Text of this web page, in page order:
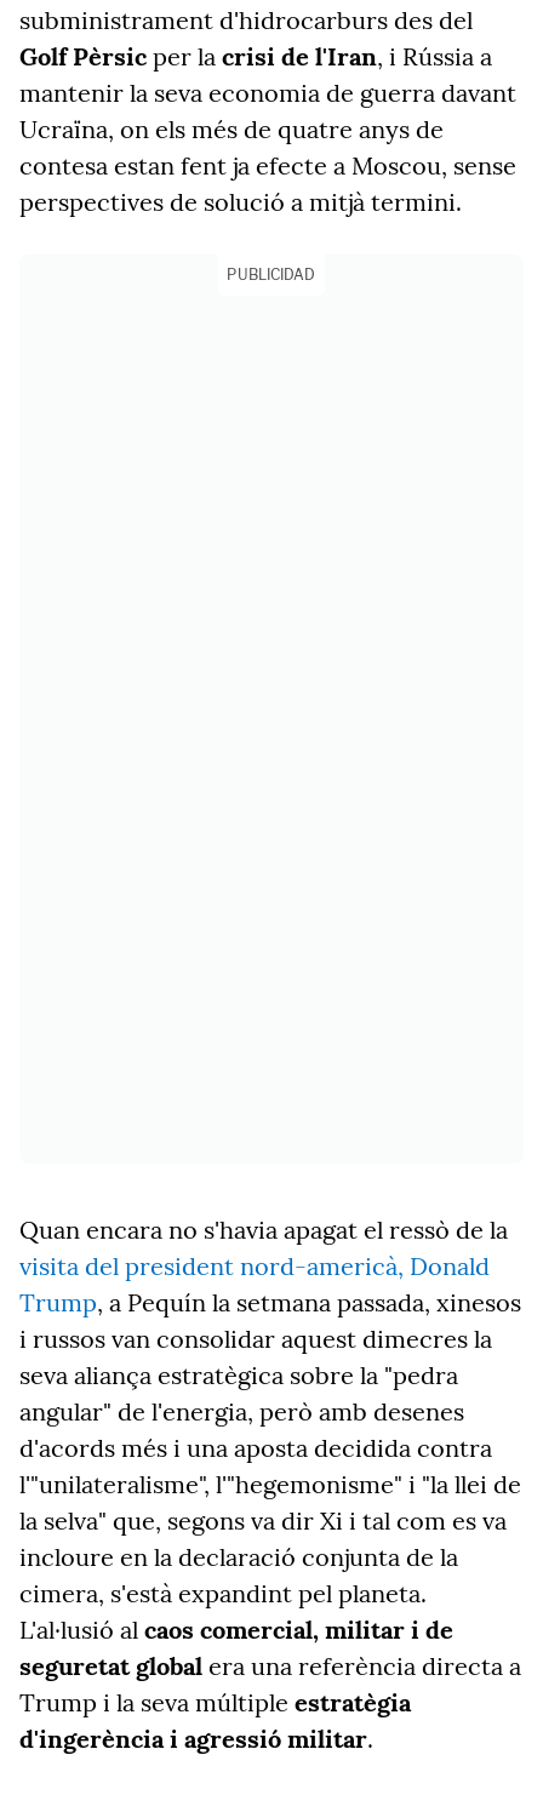
subministrament d'hidrocarburs des del
Golf Pèrsic per la crisi de l'Iran, i Rússia a
mantenir la seva economia de guerra davant
Ucraïna, on els més de quatre anys de
contesa estan fent ja efecte a Moscou, sense
perspectives de solució a mitjà termini.
PUBLICIDAD
Quan encara no s'havia apagat el ressò de la
visita del president nord-americà, Donald
Trump, a Pequín la setmana passada, xinesos
i russos van consolidar aquest dimecres la
seva aliança estratègica sobre la "pedra
angular" de l'energia, però amb desenes
d'acords més i una aposta decidida contra
l'"unilateralisme", l'"hegemonisme" i "la llei de
la selva" que, segons va dir Xi i tal com es va
incloure en la declaració conjunta de la
cimera, s'està expandint pel planeta.
L'al·lusió al caos comercial, militar i de
seguretat global era una referència directa a
Trump i la seva múltiple estratègia
d'ingerència i agressió militar.